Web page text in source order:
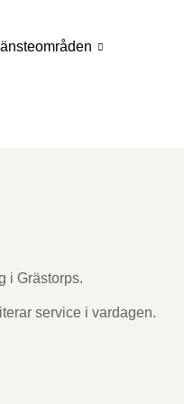
i Grästorps.
service i vardagen.